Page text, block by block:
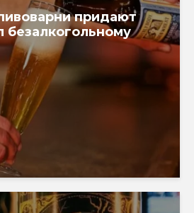
придают
безалкогольному